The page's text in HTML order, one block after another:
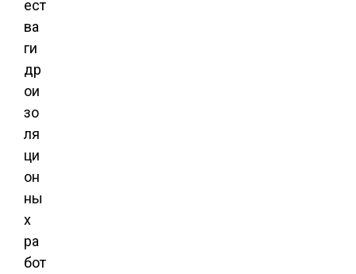
ест
ва
ги
др
ои
зо
ля
ци
он
ны
х
ра
бот